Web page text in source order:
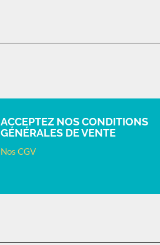
ACCEPTEZ NOS CONDITIONS
GÉNÉRALES DE VENTE
Nos CGV